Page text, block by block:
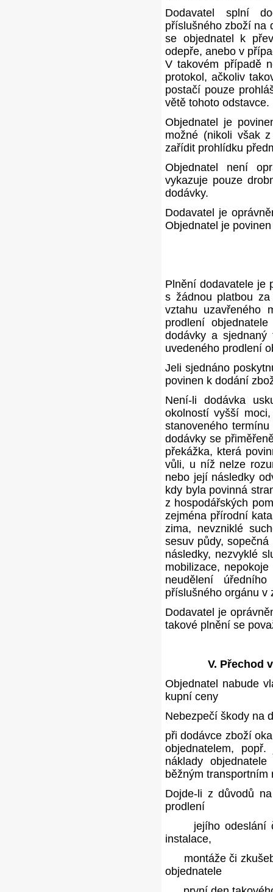
Dodavatel splní
příslušného zboží na
se objednatel k
odepře, anebo v
V takovém případě
protokol, ačkoliv
postačí pouze
větě tohoto odstavce.
Objednatel je
možné (nikoli však
zařídit prohlídku
Objednatel není
vykazuje pouze
dodávky.
Dodavatel je
Objednatel je
Plnění dodavatele je
s žádnou platbou
vztahu uzavřeného
prodlení
dodávky a
uvedeného prodlení
Jeli sjednáno
povinen k dodání
Není-li dodávka
okolností vyšší
stanoveného
dodávky se
překážka, která
vůli, u níž nelze
nebo její následky
kdy byla povinná
z hospodářských
zejména přírodní
zima, nevzniklé
sesuv půdy,
následky, nezvyklé
mobilizace,
neudělení
příslušného orgánu v
Dodavatel je
takové plnění se
V. Přechod
Objednatel nabude
kupní ceny
Nebezpečí škody na
při dodávce zboží
objednatelem,
náklady
běžným transportním
Dojde-li z důvodů
prodlení
jejího odeslání či
instalace,
montáže či
objednatele